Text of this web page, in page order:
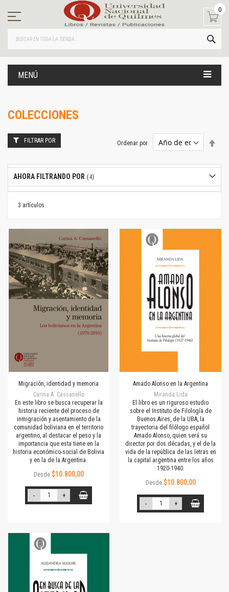
contenido
0
MENÚ
COLECCIONES
3 artículos
Ordenar por
Migración, identidad y memoria
Carina A. Cassanello
En este libro se busca recuperar la
historia reciente del proceso de
inmigración y asentamiento de la
comunidad boliviana en el territorio
argentino, al destacar el peso y la
importancia que esta tiene en la
historia económico-social de Bolivia
y en la de la Argentina.
Desde $10.800,00
- +
Amado Alonso en la Argentina
Miranda Lida
El libro es un riguroso estudio
sobre el Instituto de Filología de
Buenos Aires, de la UBA, la
trayectoria del filólogo español
Amado Alonso, quien será su
director por dos décadas, y el de la
vida de la república de las letras en
la capital argentina entre los años
1920-1940.
Desde $10.800,00
- +
FILTRAR POR
AHORA FILTRANDO POR